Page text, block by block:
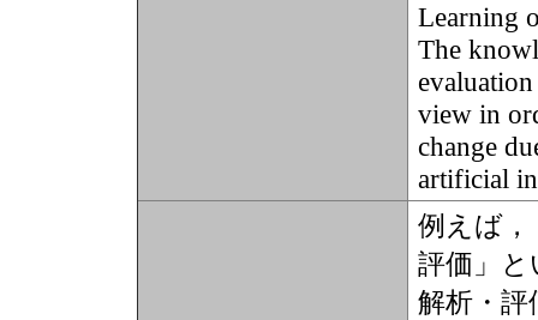
Learning
The
view in
change
artificial
例えば，
評価」
解析・